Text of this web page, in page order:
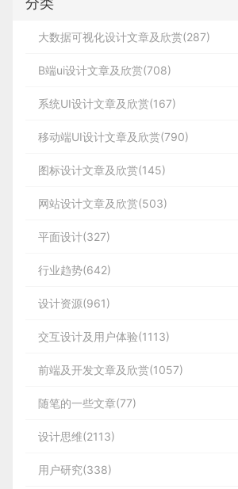
大数据可视化设计文章及欣赏(287)
B端ui设计文章及欣赏(708)
系统UI设计文章及欣赏(167)
移动端UI设计文章及欣赏(790)
图标设计文章及欣赏(145)
网站设计文章及欣赏(503)
平面设计(327)
行业趋势(642)
设计资源(961)
交互设计及用户体验(1113)
前端及开发文章及欣赏(1057)
随笔的一些文章(77)
设计思维(2113)
用户研究(338)